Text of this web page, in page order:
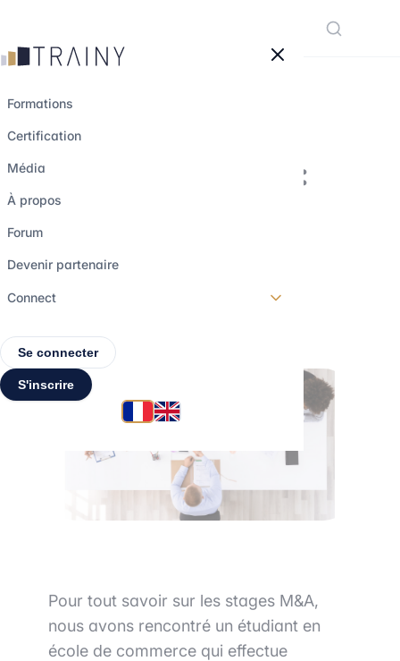
Formations
Certification
Média
À propos
Forum
Devenir partenaire
Connect
Se connecter
S'inscrire
Stagiaire en M&A :
missions,
perspectives
Pour tout savoir sur les stages M&A,
nous avons rencontré un étudiant en
école de commerce qui effectue